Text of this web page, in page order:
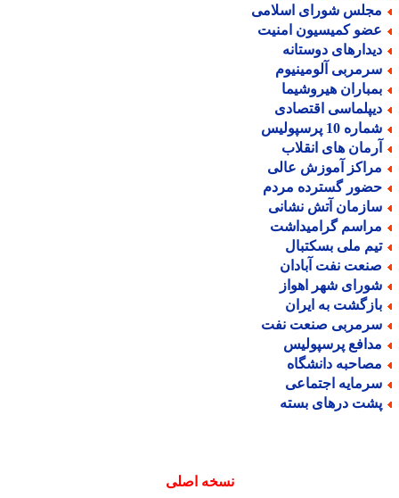
شورای اسلامی
کمیسیون امنیت
دوستانه
آلومینیوم
هیروشیما
اقتصادی
10 پرسپولیس
های انقلاب
آموزش عالی
گسترده مردم
آتش نشانی
گرامیداشت
ملی بسکتبال
نفت آبادان
شهر اهواز
به ایران
صنعت نفت
پرسپولیس
دانشگاه
اجتماعی
درهای بسته
نسخه اصلی